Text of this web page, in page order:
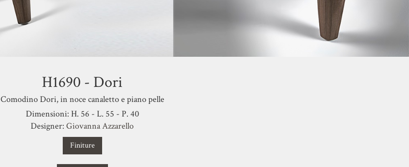
H1690 - Dori
Comodino Dori, in noce canaletto e piano pelle
Dimensioni: H. 56 - L. 55 - P. 40
Designer: Giovanna Azzarello
Finiture